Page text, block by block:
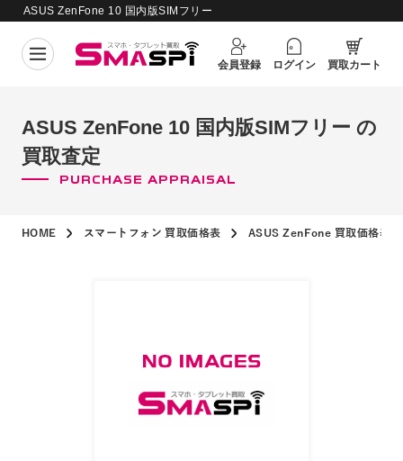
ASUS ZenFone 10 国内版SIMフリー
会員登録 ログイン 買取カート
ASUS ZenFone 10 国内版SIMフリー の
買取査定
PURCHASE APPRAISAL
HOME スマートフォン 買取価格表 ASUS ZenFone 買取価格表